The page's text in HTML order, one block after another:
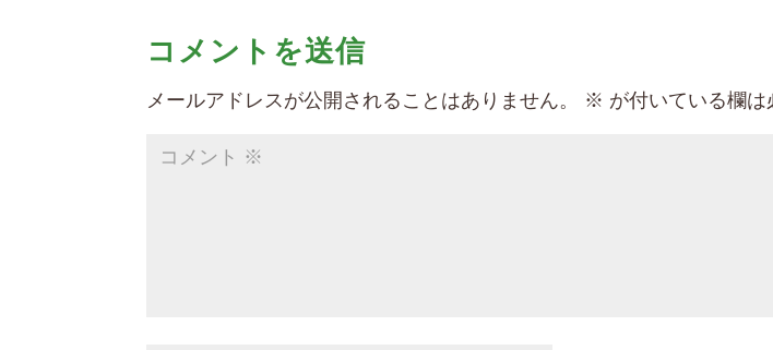
コメントを送信
メールアドレスが公開されることはありません。 ※ が付いている欄は